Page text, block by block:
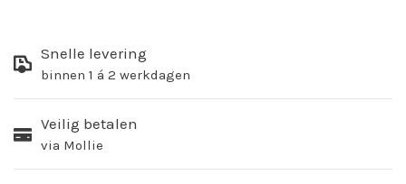
Snelle levering
binnen 1 á 2 werkdagen
Veilig betalen
via Mollie